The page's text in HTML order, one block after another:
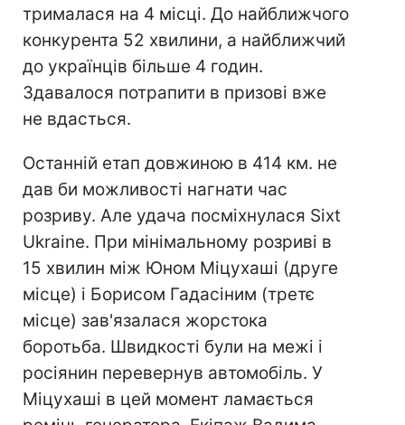
трималася на 4 місці. До найближчого
конкурента 52 хвилини, а найближчий
до українців більше 4 годин.
Здавалося потрапити в призові вже
не вдасться.
Останній етап довжиною в 414 км. не
дав би можливості нагнати час
розриву. Але удача посміхнулася Sixt
Ukraine. При мінімальному розриві в
15 хвилин між Юном Міцухаші (друге
місце) і Борисом Гадасіним (третє
місце) зав'язалася жорстока
боротьба. Швидкості були на межі і
росіянин перевернув автомобіль. У
Міцухаші в цей момент ламається